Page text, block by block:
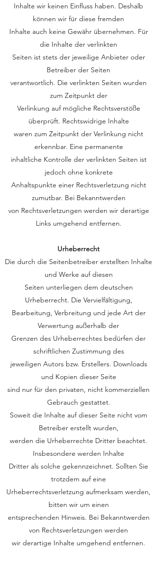
Inhalte wir keinen Einfluss haben. Deshalb
können wir für diese fremden
Inhalte auch keine Gewähr übernehmen. Für
die Inhalte der verlinkten
Seiten ist stets der jeweilige Anbieter oder
Betreiber der Seiten
verantwortlich. Die verlinkten Seiten wurden
zum Zeitpunkt der
Verlinkung auf mögliche Rechtsverstöße
überprüft. Rechtswidrige Inhalte
waren zum Zeitpunkt der Verlinkung nicht
erkennbar. Eine permanente
inhaltliche Kontrolle der verlinkten Seiten ist
jedoch ohne konkrete
Anhaltspunkte einer Rechtsverletzung nicht
zumutbar. Bei Bekanntwerden
von Rechtsverletzungen werden wir derartige
Links umgehend entfernen.
Urheberrecht
Die durch die Seitenbetreiber erstellten Inhalte
und Werke auf diesen
Seiten unterliegen dem deutschen
Urheberrecht. Die Vervielfältigung,
Bearbeitung, Verbreitung und jede Art der
Verwertung außerhalb der
Grenzen des Urheberrechtes bedürfen der
schriftlichen Zustimmung des
jeweiligen Autors bzw. Erstellers. Downloads
und Kopien dieser Seite
sind nur für den privaten, nicht kommerziellen
Gebrauch gestattet.
Soweit die Inhalte auf dieser Seite nicht vom
Betreiber erstellt wurden,
werden die Urheberrechte Dritter beachtet.
Insbesondere werden Inhalte
Dritter als solche gekennzeichnet. Sollten Sie
trotzdem auf eine
Urheberrechtsverletzung aufmerksam werden,
bitten wir um einen
entsprechenden Hinweis. Bei Bekanntwerden
von Rechtsverletzungen werden
wir derartige Inhalte umgehend entfernen.